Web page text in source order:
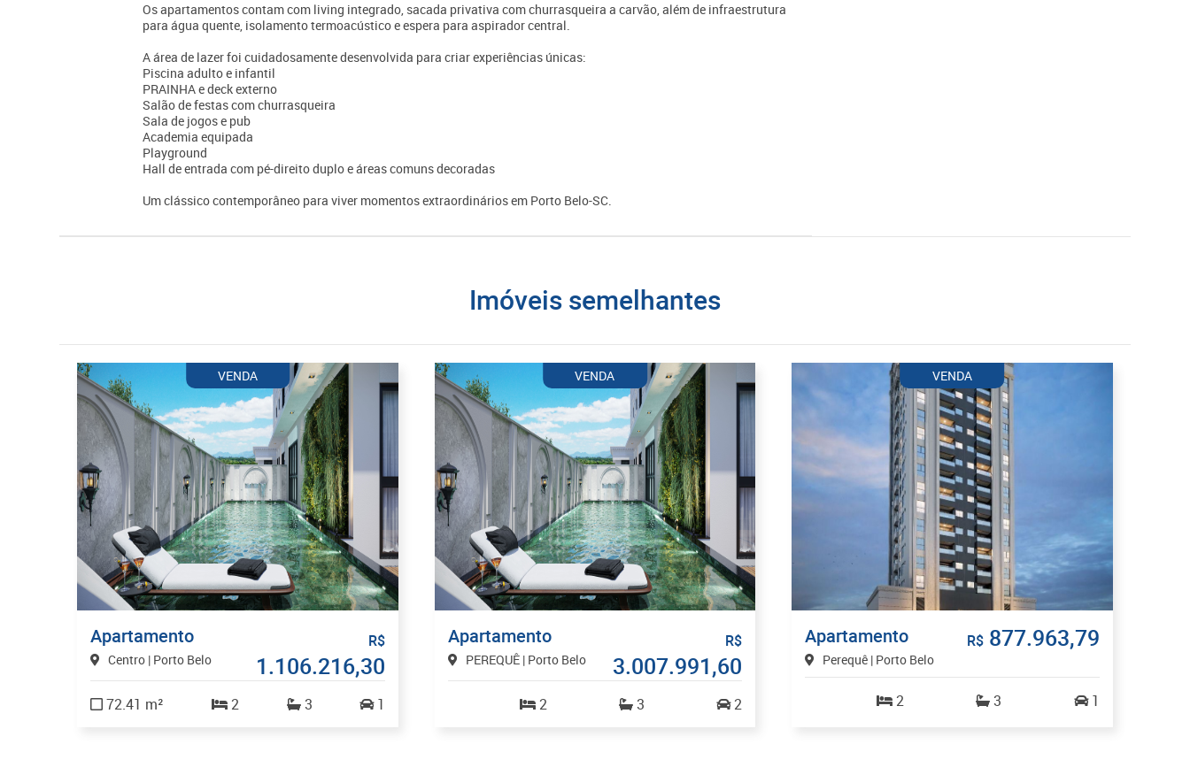
Os apartamentos contam com living integrado, sacada privativa com churrasqueira a carvão, além de infraestrutura
para água quente, isolamento termoacústico e espera para aspirador central.
A área de lazer foi cuidadosamente desenvolvida para criar experiências únicas:
Piscina adulto e infantil
PRAINHA e deck externo
Salão de festas com churrasqueira
Sala de jogos e pub
Academia equipada
Playground
Hall de entrada com pé-direito duplo e áreas comuns decoradas
Um clássico contemporâneo para viver momentos extraordinários em Porto Belo-SC.
imóveis semelhantes
VENDA
Apartamento
Centro | Porto Belo
R$
1.106.216,30
72.41 m² 2 3 1
VENDA
Apartamento
PEREQUÊ | Porto Belo
R$
3.007.991,60
2 3 2
VENDA
Apartamento
Perequê | Porto Belo
R$877.963,79
2 3 1